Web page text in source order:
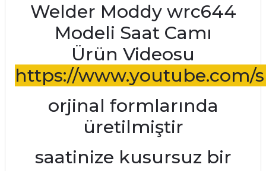
Welder Moddy wrc644
Modeli Saat Camı
Ürün Videosu
https://www.youtube.com/
orjinal formlarında
üretilmiştir
saatinize kusursuz bir